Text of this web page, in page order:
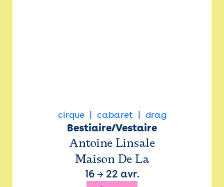
cirque cabaret drag
Bestiaire/Vestaire
Antoine Linsale
Maison De La
16→ 22 avr.